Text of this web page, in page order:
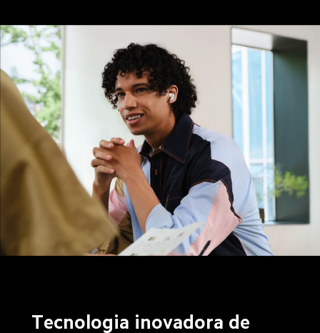
Tecnologia inovadora de